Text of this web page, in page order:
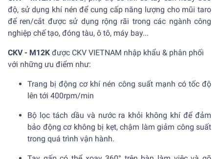
độ, sử dụng khí nén để cung cấp năng lượng cho mũi taro
để ren/cắt được sử dụng rộng rãi trong các ngành công
nghiệp chế tạo, đóng tàu, ô tô, máy bay...
CKV - M12K được CKV VIETNAM nhập khẩu & phân phối
với những ưu điểm như:
Trang bị động cơ khí nén công suất mạnh có tốc độ
lên tới 400rpm/min
Bộ lọc tách dầu và nước ra khỏi không khí để đảm
bảo động cơ không bị kẹt, chậm làm giảm công suất
trong quá trình vận hành.